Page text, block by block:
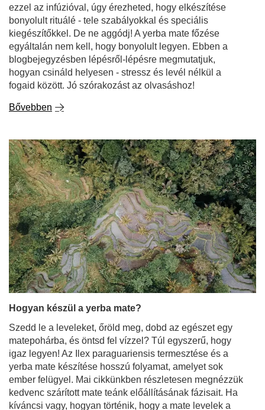
ezzel az infúzióval, úgy érezheted, hogy elkészítése
bonyolult rituálé - tele szabályokkal és speciális
kiegészítőkkel. De ne aggódj! A yerba mate főzése
egyáltalán nem kell, hogy bonyolult legyen. Ebben a
blogbejegyzésben lépésről-lépésre megmutatjuk,
hogyan csináld helyesen - stressz és levél nélkül a
fogaid között. Jó szórakozást az olvasáshoz!
Bővebben
Hogyan készül a yerba mate?
Szedd le a leveleket, őröld meg, dobd az egészet egy
matepohárba, és öntsd fel vízzel? Túl egyszerű, hogy
igaz legyen! Az Ilex paraguariensis termesztése és a
yerba mate készítése hosszú folyamat, amelyet sok
ember felügyel. Mai cikkünkben részletesen megnézzük
kedvenc szárított mate teánk előállításának fázisait. Ha
kíváncsi vagy, hogyan történik, hogy a mate levelek a